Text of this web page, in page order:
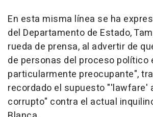
En esta misma línea se ha
del Departamento de Estado,
rueda de prensa, al advertir de
de personas del proceso político
particularmente preocupante",
recordado el supuesto "'lawfare'
corrupto" contra el actual